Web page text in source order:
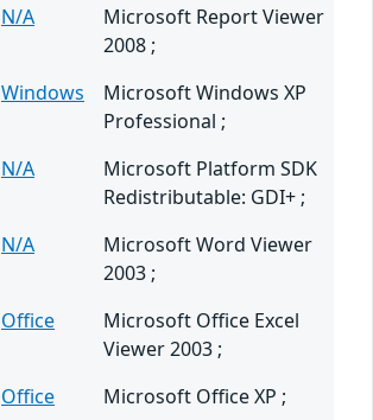
N/A
Microsoft Report Viewer
2008 ;
Windows
Microsoft Windows XP
Professional ;
N/A
Microsoft Platform SDK
Redistributable: GDI+ ;
N/A
Microsoft Word Viewer
2003 ;
Office
Microsoft Office Excel
Viewer 2003 ;
Office
Microsoft Office XP ;